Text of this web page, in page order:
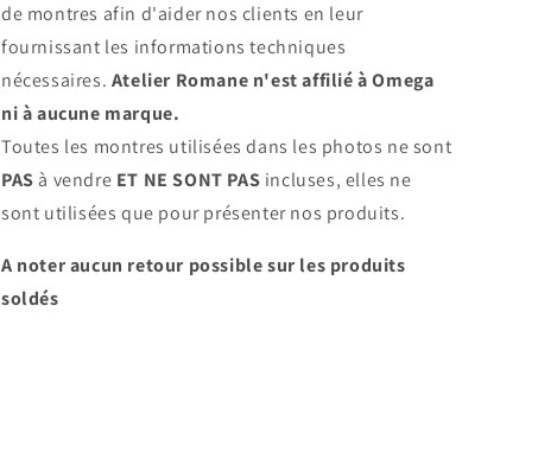
de montres afin d'aider nos clients en leur
fournissant les informations techniques
nécessaires. Atelier Romane n'est affilié à Omega
ni à aucune marque.
Toutes les montres utilisées dans les photos ne sont
PAS à vendre ET NE SONT PAS incluses, elles ne
sont utilisées que pour présenter nos produits.
A noter aucun retour possible sur les produits
soldés